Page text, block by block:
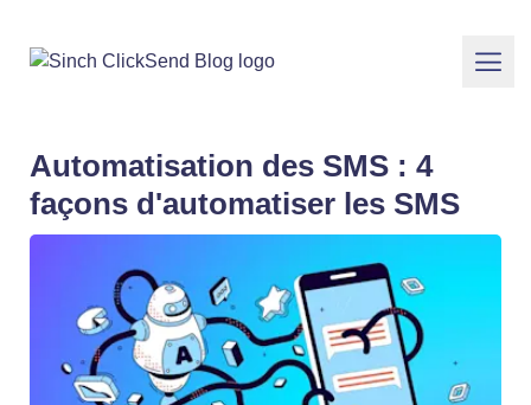
Automatisation des SMS : 4
façons d'automatiser les SMS